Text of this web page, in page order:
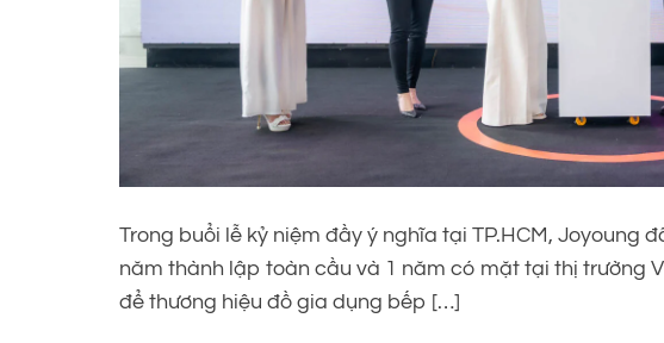
Trong buổi lễ kỷ niệm đầy ý nghĩa tại TP.HCM, Joyoung
năm thành lập toàn cầu và 1 năm có mặt tại thị trường
để thương hiệu đồ gia dụng bếp […]